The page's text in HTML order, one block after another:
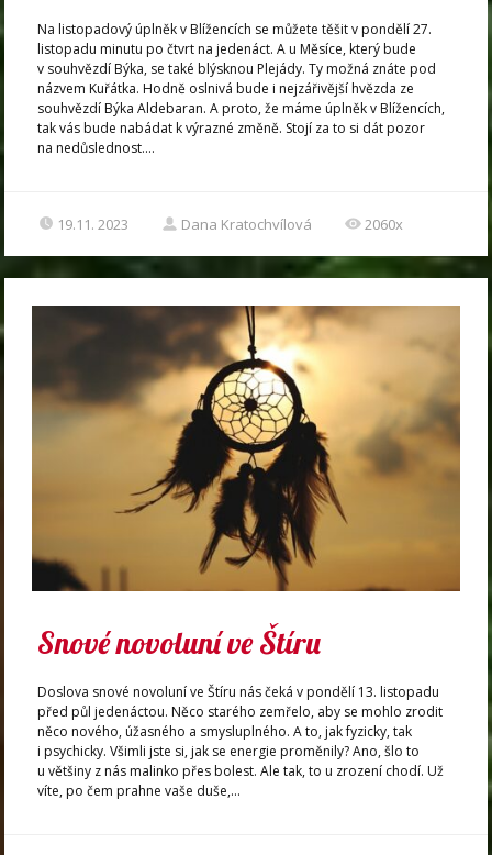
Na listopadový úplněk v Blížencích se můžete těšit v pondělí 27.
listopadu minutu po čtvrt na jedenáct. A u Měsíce, který bude
v souhvězdí Býka, se také blýsknou Plejády. Ty možná znáte pod
názvem Kuřátka. Hodně oslnivá bude i nejzářivější hvězda ze
souhvězdí Býka Aldebaran. A proto, že máme úplněk v Blížencích,
tak vás bude nabádat k výrazné změně. Stojí za to si dát pozor
na nedůslednost....
19.11. 2023 Dana Kratochvílová 2060x
Snové novoluní ve Štíru
Doslova snové novoluní ve Štíru nás čeká v pondělí 13. listopadu
před půl jedenáctou. Něco starého zemřelo, aby se mohlo zrodit
něco nového, úžasného a smysluplného. A to, jak fyzicky, tak
i psychicky. Všimli jste si, jak se energie proměnily? Ano, šlo to
u většiny z nás malinko přes bolest. Ale tak, to u zrození chodí. Už
víte, po čem prahne vaše duše,...